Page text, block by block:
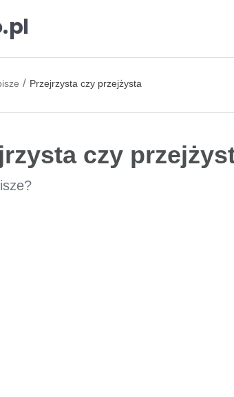
plorto.pl
/ Przejrzysta czy przejżysta
czy